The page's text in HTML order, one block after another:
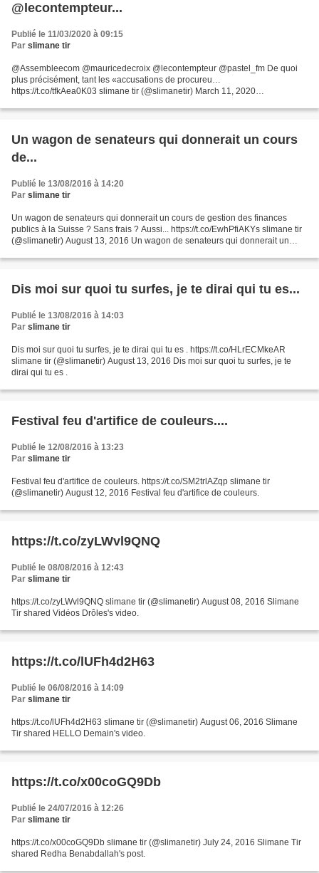
@lecontempteur...
Publié le 11/03/2020 à 09:15
Par slimane tir
@Assembleecom @mauricedecroix @lecontempteur @pastel_fm De quoi
plus précisément, tant les «accusations de procureu…
https://t.co/tfkAea0K03 slimane tir (@slimanetir) March 11, 2020
plus...
Un wagon de senateurs qui donnerait un cours
de...
Publié le 13/08/2016 à 14:20
Par slimane tir
Un wagon de senateurs qui donnerait un cours de gestion des finances
publics à la Suisse ? Sans frais ? Aussi... https://t.co/EwhPfiAKYs slimane tir
(@slimanetir) August 13, 2016 Un wagon de senateurs qui donnerait un
Dis moi sur quoi tu surfes, je te dirai qui tu es...
Publié le 13/08/2016 à 14:03
Par slimane tir
Dis moi sur quoi tu surfes, je te dirai qui tu es . https://t.co/HLrECMkeAR
slimane tir (@slimanetir) August 13, 2016 Dis moi sur quoi tu surfes, je te
dirai qui tu es .
Festival feu d'artifice de couleurs....
Publié le 12/08/2016 à 13:23
Par slimane tir
Festival feu d'artifice de couleurs. https://t.co/SM2trlAZqp slimane tir
(@slimanetir) August 12, 2016 Festival feu d'artifice de couleurs.
https://t.co/zyLWvl9QNQ
Publié le 08/08/2016 à 12:43
Par slimane tir
https://t.co/zyLWvl9QNQ slimane tir (@slimanetir) August 08, 2016 Slimane
Tir shared Vidéos Drôles's video.
https://t.co/lUFh4d2H63
Publié le 06/08/2016 à 14:09
Par slimane tir
https://t.co/lUFh4d2H63 slimane tir (@slimanetir) August 06, 2016 Slimane
Tir shared HELLO Demain's video.
https://t.co/x00coGQ9Db
Publié le 24/07/2016 à 12:26
Par slimane tir
https://t.co/x00coGQ9Db slimane tir (@slimanetir) July 24, 2016 Slimane Tir
shared Redha Benabdallah's post.